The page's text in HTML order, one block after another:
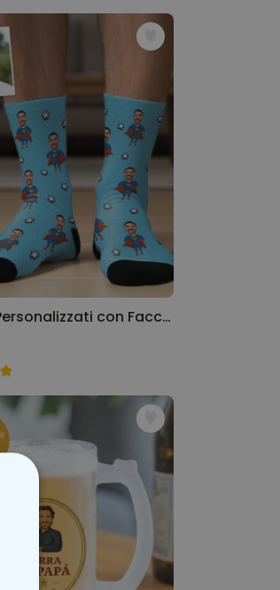
Calzini Personalizzati con Faccia e Supereroi